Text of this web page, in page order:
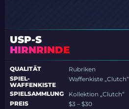
USP-S
HIRNRINDE
QUALITÄT
Rubriken
SPIEL-
WAFFENKISTE
Waffenkiste „Clutch“
SPIELSAMMLUNG
Kollektion „Clutch“
PREIS
$3 – $30